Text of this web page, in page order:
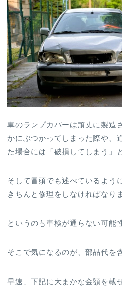
車のランプカバーは頑丈に製造
かにぶつかってしまった際や、
た場合には「破損してしまう」
そして冒頭でも述べているよう
きちんと修理をしなければなり
というのも車検が通らない可能
そこで気になるのが、部品代を
早速、下記に大まかな金額を載